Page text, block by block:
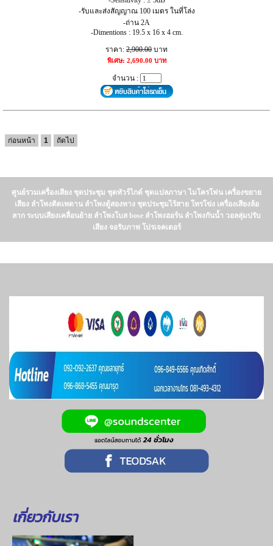
-รับและส่งสัญญาณ 100 เมตร ในที่โล่ง
-ถ่าน 2A
-Dimentions : 19.5 x 16 x 4 cm.
ราคา: 2,900.00 บาท
พิเศษ: 2,690.00 บาท
จำนวน :
ก่อนหน้า 1 ถัดไป
ศูนย์รวมเครื่องเสียง ชุดประชุม ชุดทัวร์ไกด์ ชุดแปลภาษา ไมโครโฟน เครื่องขยาย
เสียง ลำโพงติดเพดาน ลำโพงตู้สองทาง ชุดประชุมไร้สาย โทรโข่ง เครื่องเสียงล้อ
ลาก ระบบเสียงเคลื่อนย้าย ลำโพงโบส bose ลำโพงฮอร์น ลำโพงกันน้ำ วอลลุ่มปรับ
เสียง จอรับภาพ โปรเจคเตอร์
เกี่ยวกับเรา